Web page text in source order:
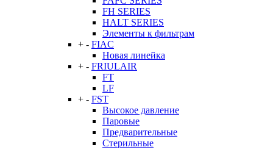
FH SERIES
HALT SERIES
Элементы к фильтрам
+ - FIAC
Новая линейка
+ - FRIULAIR
FT
LF
+ - FST
Высокое давление
Паровые
Предварительные
Стерильные